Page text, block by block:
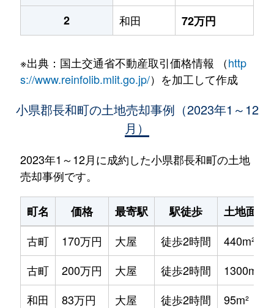
2
和田 72万円
※出典：国土交通省不動産取引価格情報 （http
s://www.reinfolib.mlit.go.jp/）を加工して作成
小県郡長和町の土地売却事例（2023年1～12
月）
2023年1～12月に成約した小県郡長和町の土地
売却事例です。
町名 価格 最寄駅 駅徒歩
土地面積
古町
170万円 大屋 徒歩2時間
440m²
古町
200万円 大屋 徒歩2時間
1300m²
和田
83万円 大屋 徒歩2時間
95m²